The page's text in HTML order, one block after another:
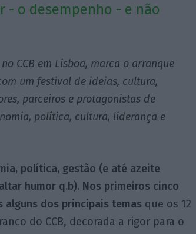
- o desempenho - e não
CCB em Lisboa, marca o arranque
um festival de ideias, cultura,
parceiros e protagonistas de
política, cultura, liderança e
política, gestão (e até azeite
humor q.b). Nos primeiros cinco
alguns dos principais temas que os 12
do CCB, decorada a rigor para o